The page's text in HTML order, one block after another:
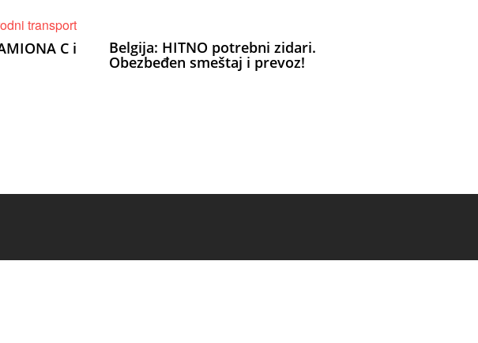
C i Belgija: HITNO potrebni zidari.
Obezbeđen smeštaj i prevoz!